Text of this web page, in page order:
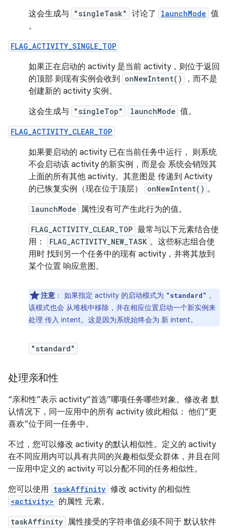
这会生成与 "singleTask" 讨论了 launchMode 值
。
FLAG_ACTIVITY_SINGLE_TOP
如果正在启动的 activity 是当前 activity，则位于返回
的顶部 则现有实例会收到
onNewIntent()
，而不是
创建新的 activity 实例。
这会生成与 "singleTop" launchMode 值。
FLAG_ACTIVITY_CLEAR_TOP
如果要启动的 activity 已在当前任务中运行， 则系统
不会启动该 activity 的新实例，而是会 系统会销毁其
上面的所有其他 activity。其意图是 传递到 Activity
的已恢复实例（现在位于顶层）
onNewIntent() 。
launchMode 属性没有可产生此行为的值。
FLAG_ACTIVITY_CLEAR_TOP 最常与以下元素结合使
用：
FLAG_ACTIVITY_NEW_TASK 。这些标志组合使
用时 找到另一个任务中的现有 activity，并将其放到
某个位置 响应意图。
注意 ： 如果指定 activity 的启动模式为 "standard" ，
该模式也会 从堆栈中移除，并在相应位置启动一个新实例来
处理 传入 intent。这是因为系统始终会为 新 intent。
"standard"
处理亲和性
“亲和性”表示 activity“首选”哪项任务哪些对象。修改者 默
认情况下，同一应用中的所有 activity 彼此相似： 他们“更
喜欢”位于同一任务中。
不过，您可以修改 activity 的默认相似性。定义的 activity
在不同应用内可以具有共同的兴趣相似受众群体，并且在同
一应用中定义的 activity 可以分配不同的任务相似性。
您可以使用 taskAffinity 修改 activity 的相似性
<activity> 的属性 元素。
taskAffinity 属性接受的字符串值必须不同于 默认软件